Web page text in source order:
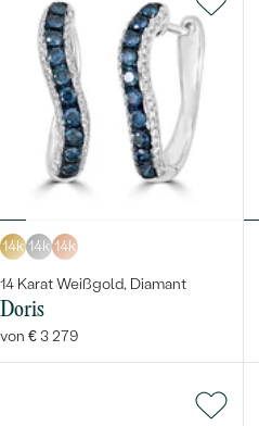
14k 14k 14k
14 Karat Weißgold, Diamant
Doris
von € 3 279